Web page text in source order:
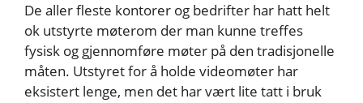
De aller fleste kontorer og bedrifter har hatt helt
ok utstyrte møterom der man kunne treffes
fysisk og gjennomføre møter på den tradisjonelle
måten. Utstyret for å holde videomøter har
eksistert lenge, men det har vært lite tatt i bruk